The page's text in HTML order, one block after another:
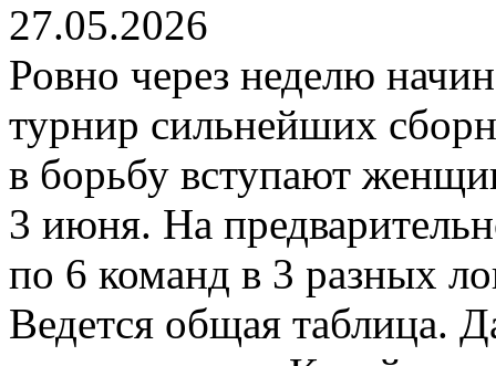
27.05.2026
Ровно через неделю
турнир сильнейших
в борьбу вступают
3 июня. На
по 6 команд в 3 разных
Ведется общая таблица.